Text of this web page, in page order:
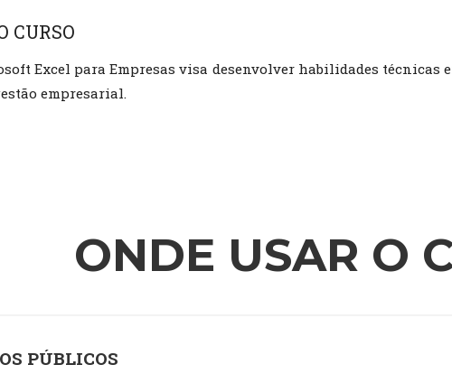
CURSO
Excel para Empresas visa desenvolver habilidades
empresarial.
ONDE USAR O
PÚBLICOS